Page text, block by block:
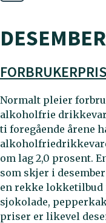
DESEMBER
Normalt pleier
alkoholfrie
ti foregående årene
om lag 2,0 prosent.
som skjer i
en rekke lokketilbud
sjokolade,
priser er likevel